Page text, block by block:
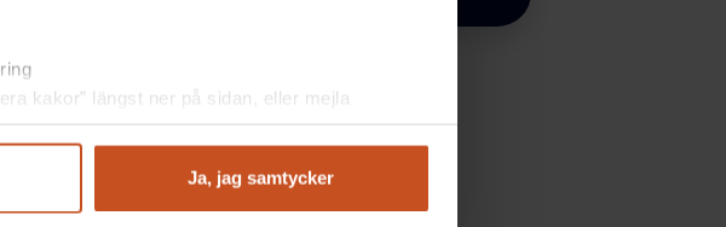
kakor” längst ner på sidan, eller mejla
Ja, jag samtycker